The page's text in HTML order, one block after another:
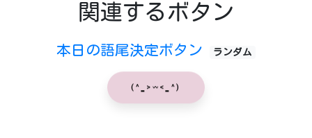
関連するボタン
本日の語尾決定ボタン ランダム
(^ ̳>𖥦< ̳^)